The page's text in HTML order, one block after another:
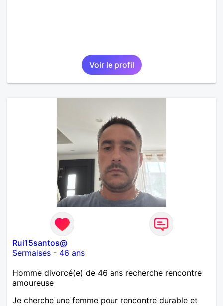
Voir le profil
Rui15santos@
Sermaises - 46 ans
Homme divorcé(e) de 46 ans recherche rencontre
amoureuse
Je cherche une femme pour rencontre durable et